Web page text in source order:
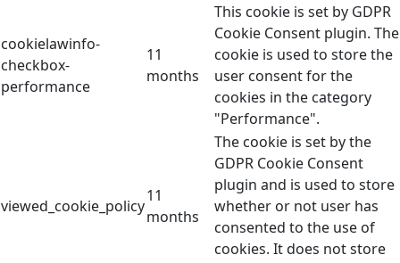
cookielawinfo-
checkbox-
performance
11
months
This cookie is set by GDPR
Cookie Consent plugin. The
cookie is used to store the
user consent for the
cookies in the category
"Performance".
viewed_cookie_policy
11
months
The cookie is set by the
GDPR Cookie Consent
plugin and is used to store
whether or not user has
consented to the use of
cookies. It does not store